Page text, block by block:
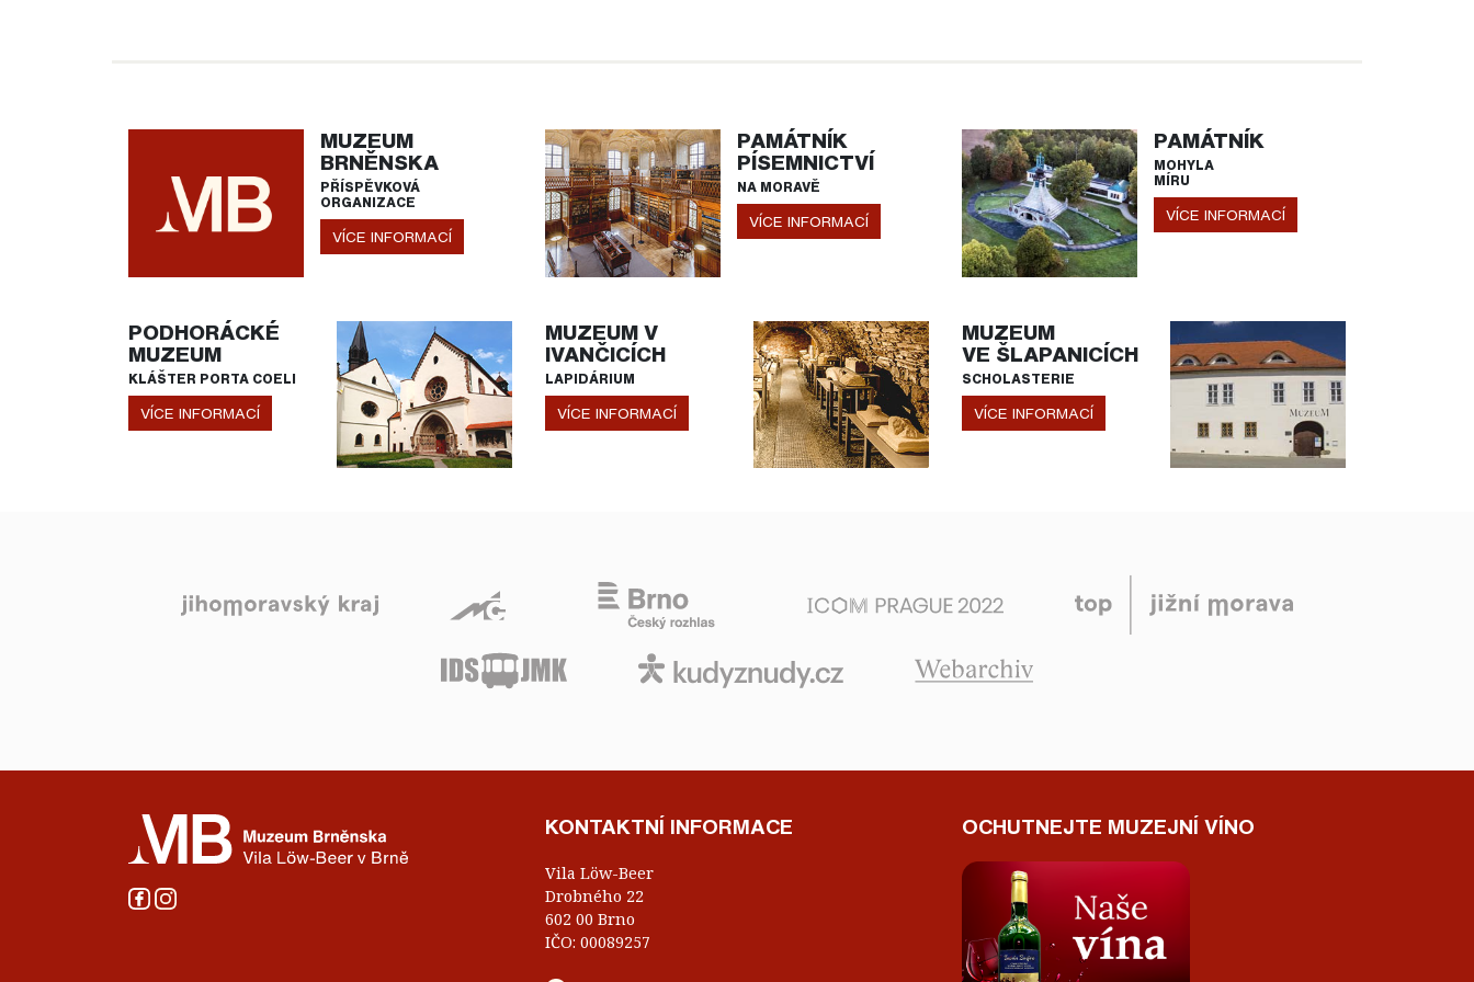
MUZEUM
BRNĚNSKA
PŘÍSPĚVKOVÁ
ORGANIZACE
VÍCE INFORMACÍ
PAMÁTNÍK
PÍSEMNICTVÍ
NA MORAVĚ
VÍCE INFORMACÍ
PAMÁTNÍK
MOHYLA
MÍRU
VÍCE INFORMACÍ
PODHORÁCKÉ
MUZEUM
KLÁŠTER PORTA COELI
VÍCE INFORMACÍ
MUZEUM V
IVANČICÍCH
LAPIDÁRIUM
VÍCE INFORMACÍ
MUZEUM
VE ŠLAPANICÍCH
SCHOLASTERIE
VÍCE INFORMACÍ
KONTAKTNÍ INFORMACE
Vila Löw-Beer
Drobného 22
602 00 Brno
IČO: 00089257
OCHUTNEJTE MUZEJNÍ VÍNO